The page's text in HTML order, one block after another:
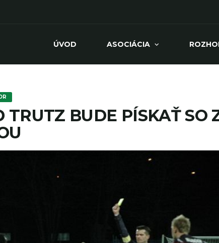
ÚVOD ASOCIÁCIA
TRUTZ BUDE PÍSKAŤ SO